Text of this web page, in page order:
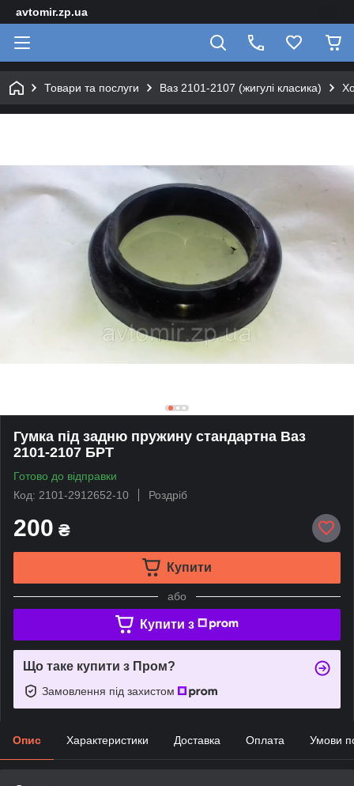
avtomir.zp.ua
Товари та послуги Ваз 2101-2107 (жигулі класика)
Гумка під задню пружину стандартна Ваз
2101-2107 БРТ
Готово до відправки
Код: 2101-2912652-10
Роздріб
200 ₴
Купити
або
Купити з
Що таке купити з Пром?
Замовлення під захистом
Опис Характеристики Доставка Оплата Умови